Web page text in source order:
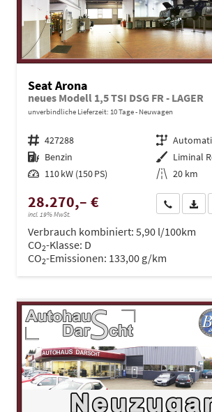
Seat Arona
neues Modell 1,5 TSI DSG FR - LAGER
unverbindliche Lieferzeit: 10 Tage Neuwagen
Fahrzeugnr. 427288 Getriebe
Kraftstoff Benzin Außenfarbe
Leistung 110 kW (150 PS) Kilometerstand 20 km
28.270,– €
incl. 19% MwSt.
Wir rufen
Verbrauch kombiniert: 5,90 l/100km
CO2-Klasse: D
CO2-Emissionen: 133,00 g/km